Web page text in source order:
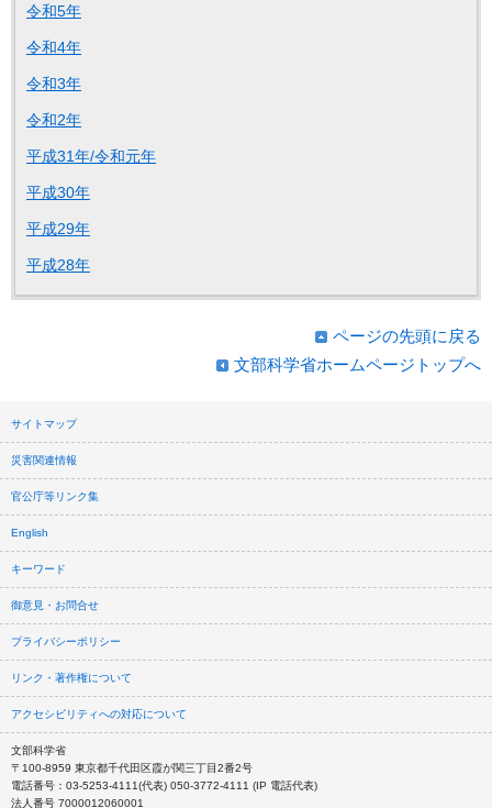
令和5年
令和4年
令和3年
令和2年
平成31年/令和元年
平成30年
平成29年
平成28年
ページの先頭に戻る
文部科学省ホームページトップへ
サイトマップ
災害関連情報
官公庁等リンク集
English
キーワード
御意見・お問合せ
プライバシーポリシー
リンク・著作権について
アクセシビリティへの対応について
文部科学省
〒100-8959 東京都千代田区霞が関三丁目2番2号
電話番号：03-5253-4111(代表) 050-3772-4111 (IP 電話代表)
法人番号 7000012060001